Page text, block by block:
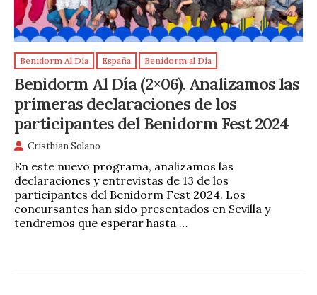
Benidorm Al Día España Benidorm al Día
Benidorm Al Día (2×06). Analizamos las
primeras declaraciones de los
participantes del Benidorm Fest 2024
Cristhian Solano
En este nuevo programa, analizamos las
declaraciones y entrevistas de 13 de los
participantes del Benidorm Fest 2024. Los
concursantes han sido presentados en Sevilla y
tendremos que esperar hasta …